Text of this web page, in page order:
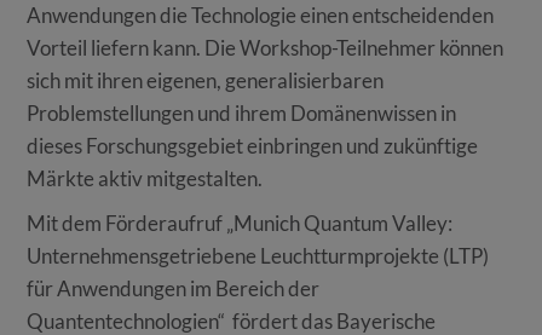
Anwendungen die Technologie einen entscheidenden
Vorteil liefern kann. Die Workshop-Teilnehmer können
sich mit ihren eigenen, generalisierbaren
Problemstellungen und ihrem Domänenwissen in
dieses Forschungsgebiet einbringen und zukünftige
Märkte aktiv mitgestalten.
Mit dem Förderaufruf „Munich Quantum Valley:
Unternehmensgetriebene Leuchtturmprojekte (LTP)
für Anwendungen im Bereich der
Quantentechnologien“ fördert das Bayerische